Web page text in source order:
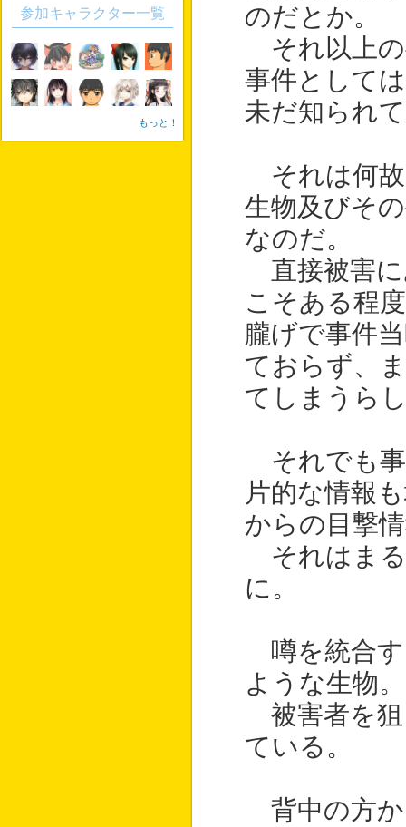
のだとか。
それ以上の
事件として
未だ知られ
それは何故
生物及びそ
なのだ。
直接被害に
こそある程
朧げで事件
ておらず、
てしまうら
それでも事
片的な情報
からの目撃
それはまる
に。
噂を統合す
ような生物。
被害者を狙
ている。
背中の方か
参加キャラクター一覧
もっと！